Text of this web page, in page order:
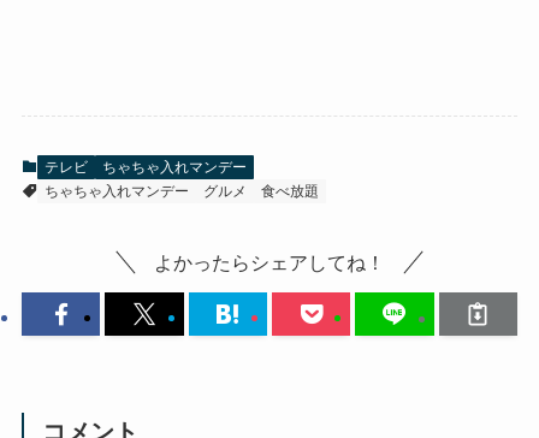
テレビ
ちゃちゃ入れマンデー
ちゃちゃ入れマンデー
グルメ 食べ放題
よかったらシェアしてね！
コメント